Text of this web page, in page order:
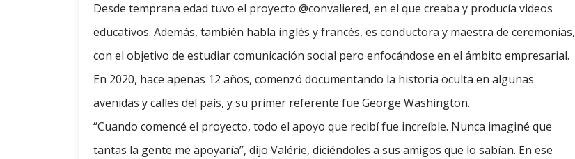
Desde temprana edad tuvo el proyecto @convaliered, en el que creaba y producía videos
educativos. Además, también habla inglés y francés, es conductora y maestra de ceremonias,
con el objetivo de estudiar comunicación social pero enfocándose en el ámbito empresarial.
En 2020, hace apenas 12 años, comenzó documentando la historia oculta en algunas
avenidas y calles del país, y su primer referente fue George Washington.
“Cuando comencé el proyecto, todo el apoyo que recibí fue increíble. Nunca imaginé que
tantas la gente me apoyaría”, dijo Valérie, diciéndoles a sus amigos que lo sabían. En ese